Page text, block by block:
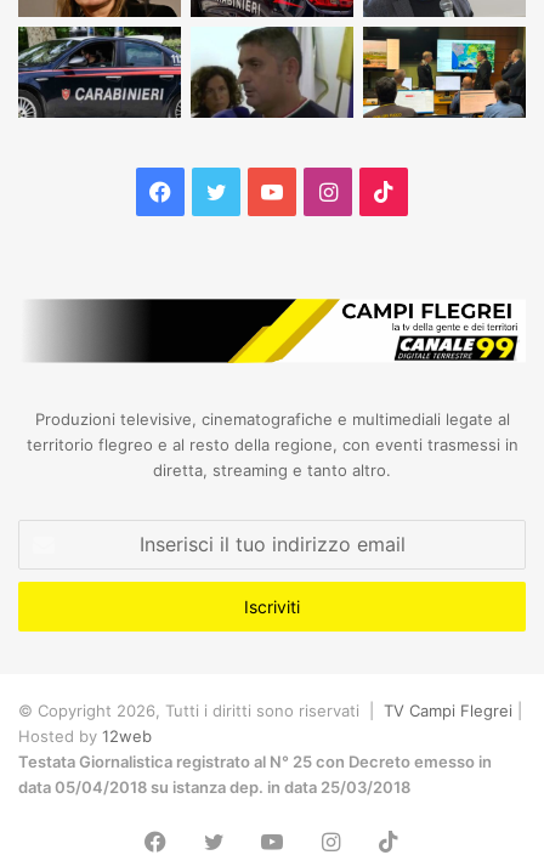
Facebook
TwitterYouTubeInstagram
Produzioni televisive, cinematografiche e multimediali legate al
territorio flegreo e al resto della regione, con eventi trasmessi in
diretta, streaming e tanto altro.
tuo
email
© Copyright 2026, Tutti i diritti sono riservati | TV Campi Flegrei
Hosted by 12web
Testata Giornalistica registrato al N° 25 con Decreto emesso in
data 05/04/2018 su istanza dep. in data 25/03/2018
Facebook
TwitterYouTubeInstagram